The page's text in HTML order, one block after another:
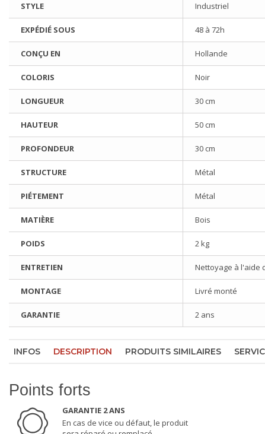
STYLE Industriel
EXPÉDIÉ SOUS 48 à 72h
CONÇU EN Hollande
COLORIS Noir
LONGUEUR 30 cm
HAUTEUR 50 cm
PROFONDEUR 30 cm
STRUCTURE Métal
PIÉTEMENT Métal
MATIÈRE Bois
POIDS 2 kg
ENTRETIEN Nettoyage à l'aide
MONTAGE Livré monté
GARANTIE 2 ans
INFOS DESCRIPTION PRODUITS SIMILAIRES
Points forts
GARANTIE 2 ANS
En cas de vice ou défaut, le produit